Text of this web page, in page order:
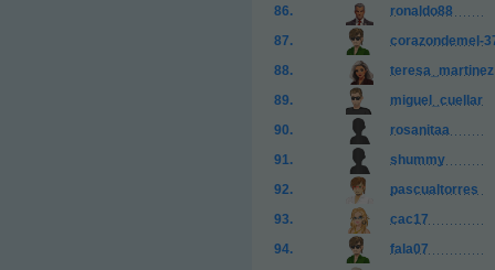
ronaldo88
corazondemel-
teresa_martinez
miguel_cuellar
rosanitaa
shummy
pascualtorres
cac17
fala07